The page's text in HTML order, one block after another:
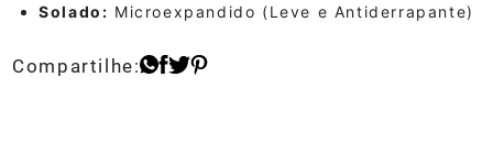
Solado: Microexpandido (Leve e Antiderrapante)